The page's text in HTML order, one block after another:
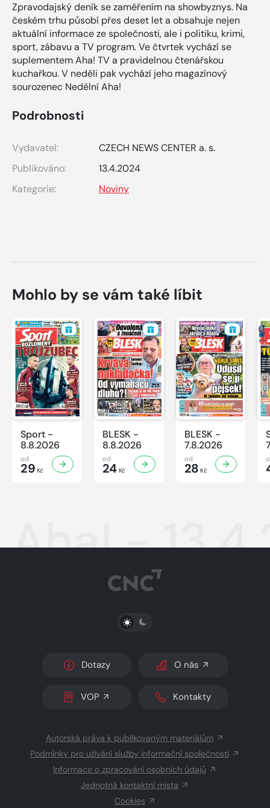
Zpravodajský deník se zaměřením na showbyznys. Na
českém trhu působí přes deset let a obsahuje nejen
aktuální informace ze společnosti, ale i politiku, krimi,
sport, zábavu a TV program. Ve čtvrtek vychází se
suplementem Aha! TV a pravidelnou čtenářskou
kuchařkou. V neděli pak vychází jeho magazínový
sourozenec Nedělní Aha!
Podrobnosti
Vydavatel:
CZECH NEWS CENTER a. s.
Publikováno:
13.4.2024
Kategorie:
Noviny
Mohlo by se vám také líbit
Sport -
8.8.2026
od
29 Kč
BLESK -
8.8.2026
od
24Kč
BLESK -
7.8.2026
od
28 Kč
Aha! -
PŘEPNOUT SVĚTLÝ/TMAVÝ REŽIM
Dotazy O nás
VOP Kontakty
Autorská práva k publikovaným materiálům
Podmínky pro užívání služby informační společnosti
Informace o zpracování osobních údajů
Jednotná kontaktní místa
Cookies